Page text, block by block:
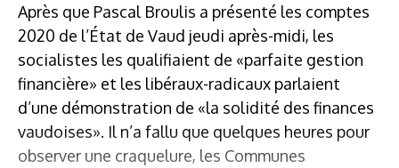
Après que Pascal Broulis a présenté les comptes
2020 de l’État de Vaud jeudi après-midi, les
socialistes les qualifiaient de «parfaite gestion
financière» et les libéraux-radicaux parlaient
d’une démonstration de «la solidité des finances
vaudoises». Il n’a fallu que quelques heures pour
observer une craquelure, les Communes